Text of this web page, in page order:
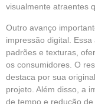
visualmente atraentes
Outro avanço
impressão digital.
padrões e texturas,
os consumidores. O
destaca por sua
projeto. Além disso, a
de tempo e redução